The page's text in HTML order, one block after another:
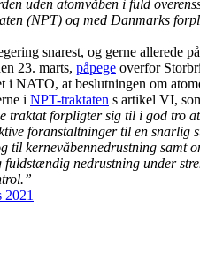
uden atomvåben i fuld
(NPT) og med Danmarks
snarest, og gerne allerede på
23. marts, påpege overfor
i NATO, at beslutningen om
i NPT-traktaten s artikel VI,
traktat forpligter sig til i god tro
foranstaltninger til en snarlig
til kernevåbennedrustning samt
nedrustning under
2021